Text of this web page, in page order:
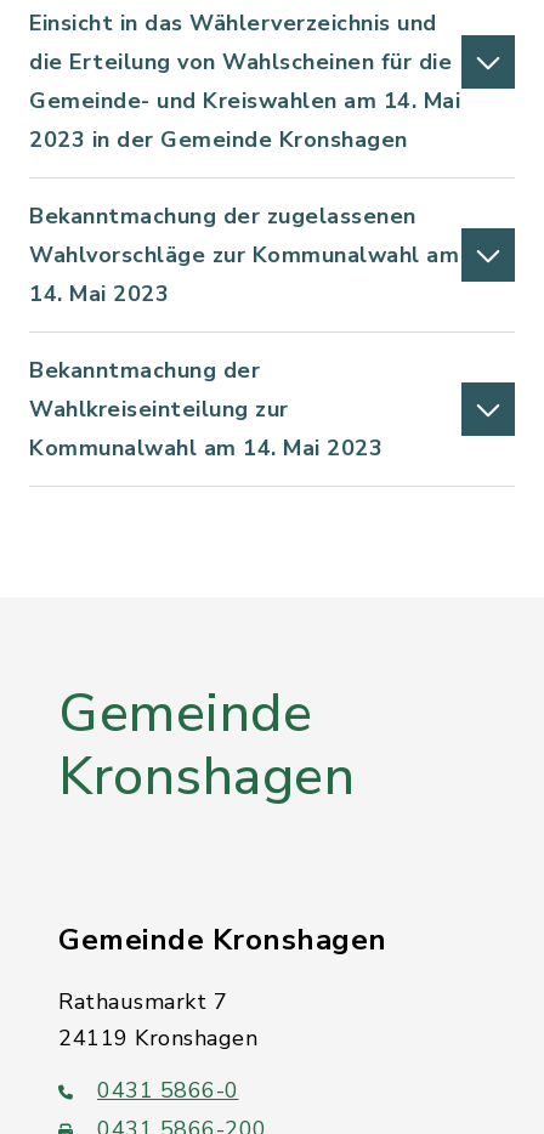
Einsicht in das Wählerverzeichnis und
die Erteilung von Wahlscheinen für die
Gemeinde- und Kreiswahlen am 14. Mai
2023 in der Gemeinde Kronshagen
Bekanntmachung der zugelassenen
Wahlvorschläge zur Kommunalwahl am
14. Mai 2023
Bekanntmachung der
Wahlkreiseinteilung zur
Kommunalwahl am 14. Mai 2023
Gemeinde
Kronshagen
Gemeinde Kronshagen
Rathausmarkt 7
24119 Kronshagen
0431 5866-0